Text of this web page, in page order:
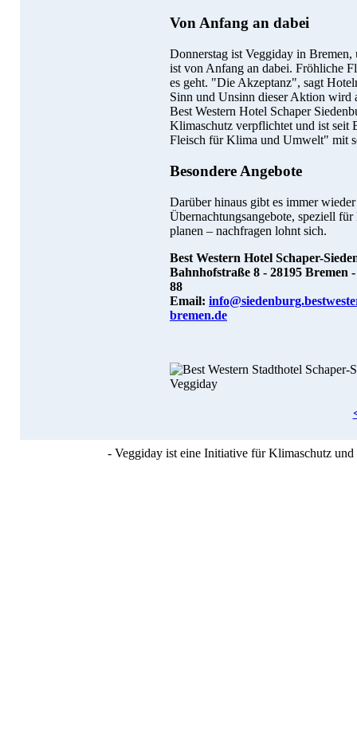
Von Anfang an dabei
Donnerstag ist Veggiday in
ist von Anfang an dabei. Fröhliche
es geht. "Die Akzeptanz", sagt
Sinn und Unsinn dieser Aktion wird
Best Western Hotel Schaper
Klimaschutz verpflichtet und ist seit
Fleisch für Klima und Umwelt" mit
Besondere Angebote
Darüber hinaus gibt es immer
Übernachtungsangebote, speziell
planen – nachfragen lohnt sich.
Best Western Hotel Schaper-
Bahnhofstraße 8 - 28195 Bremen
88
Email:
bremen.de
- Veggiday ist eine Initiative für Klimaschutz